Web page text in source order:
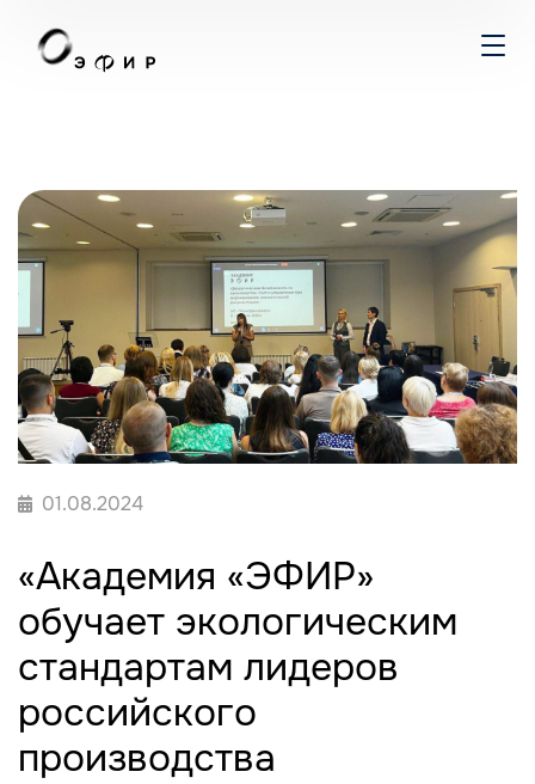
01.08.2024
«Академия «ЭФИР»
обучает экологическим
стандартам лидеров
российского
производства